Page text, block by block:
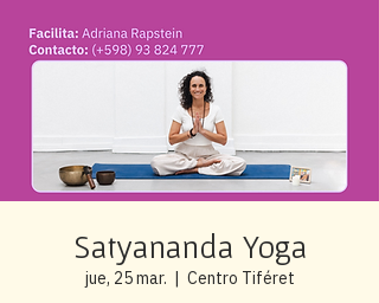
Satyananda Yoga
jue, 25 mar.
  |
Centro Tiféret